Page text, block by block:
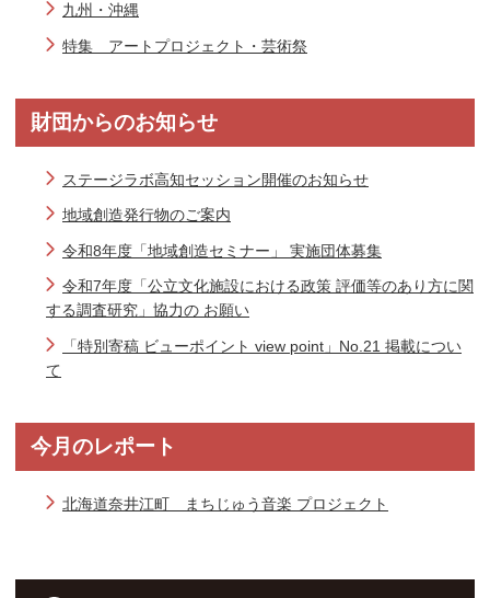
九州・沖縄
特集 アートプロジェクト・芸術祭
財団からのお知らせ
ステージラボ高知セッション開催のお知らせ
地域創造発行物のご案内
令和8年度「地域創造セミナー」 実施団体募集
令和7年度「公立文化施設における政策 評価等のあり方に関
する調査研究」協力の お願い
「特別寄稿 ビューポイント view point」No.21 掲載につい
て
今月のレポート
北海道奈井江町 まちじゅう音楽 プロジェクト